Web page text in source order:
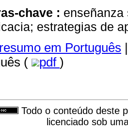
chave : enseñanza
estrategias de
resumo em Português |
(
pdf )
Todo o conteúdo deste
licenciado sob